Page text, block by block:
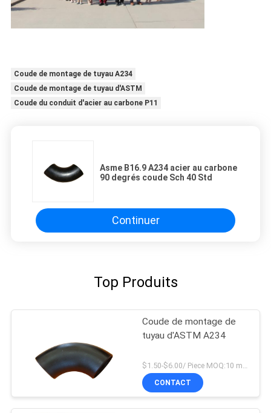
Coude de montage de tuyau A234
Coude de montage de tuyau d'ASTM
Coude du conduit d'acier au carbone P11
Asme B16.9 A234 acier au carbone
90 degrés coude Sch 40 Std
Continuer
Top Produits
Coude de montage de
tuyau d'ASTM A234
$1.50-$6.00/ Piece MOQ:10 morceaux
CONTACT